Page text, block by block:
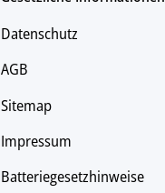
Datenschutz
AGB
Sitemap
Impressum
Batteriegesetzhinweise